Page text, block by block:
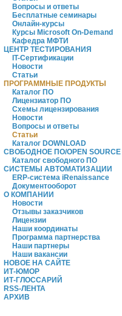
Вопросы и ответы
Бесплатные семинары
Онлайн-курсы
Курсы Microsoft On-Demand
Кафедра МФТИ
ЦЕНТР ТЕСТИРОВАНИЯ
IT-Сертификации
Новости
Статьи
ПРОГРАММНЫЕ ПРОДУКТЫ
Каталог ПО
Лицензиатор ПО
Схемы лицензирования
Новости
Вопросы и ответы
Статьи
Каталог DOWNLOAD
СВОБОДНОЕ ПО/OPEN SOURCE
Каталог свободного ПО
СИСТЕМЫ АВТОМАТИЗАЦИИ
ERP-система iRenaissance
Документооборот
О КОМПАНИИ
Новости
Отзывы заказчиков
Лицензии
Наши координаты
Программа партнерства
Наши партнеры
Наши вакансии
НОВОЕ НА САЙТЕ
ИТ-ЮМОР
ИТ-ГЛОССАРИЙ
RSS-ЛЕНТА
АРХИВ